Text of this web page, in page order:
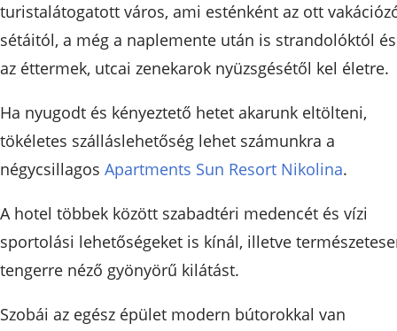
turistalátogatott város, ami esténként az ott
sétáitól, a még a naplemente után is strandolóktól és
az éttermek, utcai zenekarok nyüzsgésétől kel életre.
Ha nyugodt és kényeztető hetet akarunk eltölteni,
tökéletes szálláslehetőség lehet számunkra a
négycsillagos Apartments Sun Resort Nikolina.
A hotel többek között szabadtéri medencét és vízi
sportolási lehetőségeket is kínál, illetve
tengerre néző gyönyörű kilátást.
Szobái az egész épület modern bútorokkal van